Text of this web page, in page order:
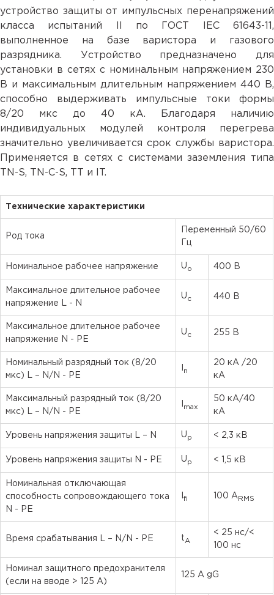
устройство защиты от импульсных перенапряжений
класса испытаний II по ГОСТ IEC 61643-11,
выполненное на базе варистора и газового
разрядника. Устройство предназначено для
установки в сетях с номинальным напряжением 230
В и максимальным длительным напряжением 440 В,
способно выдерживать импульсные токи формы
8/20 мкс до 40 кА. Благодаря наличию
индивидуальных модулей контроля перегрева
значительно увеличивается срок службы варистора.
Применяется в сетях с системами заземления типа
TN-S, TN-С-S, TT и IT.
Технические характеристики
Род тока
Переменный 50/60
Гц
Номинальное рабочее напряжение Uo 400 В
Максимальное длительное рабочее
напряжение L - N
Uc 440 В
Максимальное длительное рабочее
напряжение N - PE
Uc 255 В
Номинальный разрядный ток (8/20
мкс) L – N/N - PE
n
20 кА /20
кА
Максимальный разрядный ток (8/20
мкс) L – N/N - PE
max
50 кА/40
кА
Уровень напряжения защиты L – N Up < 2,3 кВ
Уровень напряжения защиты N - PE Up < 1,5 кВ
Номинальная отключающая
способность сопровождающего тока
N - PE
fi 100 A RMS
Время срабатывания L – N/N - PE tA
< 25 нс/<
100 нс
Номинал защитного предохранителя
(если на вводе > 125 A)
125 A gG